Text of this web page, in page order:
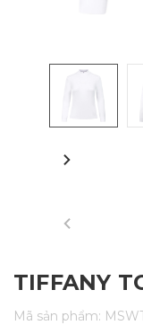
TIFFANY
Mã sản phẩm: